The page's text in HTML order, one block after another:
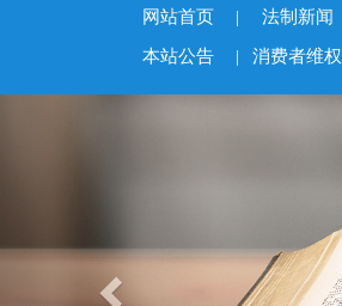
网站首页 | 法制新闻
本站公告 | 消费者维权